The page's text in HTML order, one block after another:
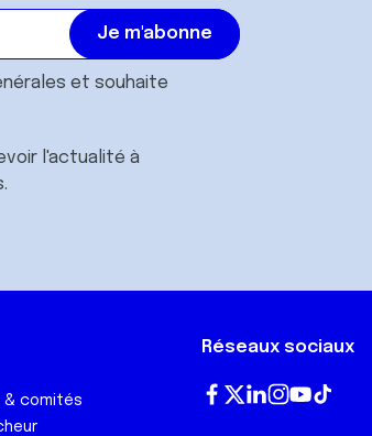
et souhaite
l'actualité à
& comités
Réseaux sociaux